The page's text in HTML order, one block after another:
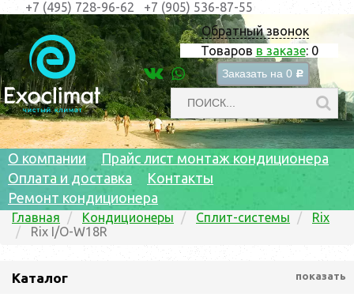
Обратный звонок
Товаров в заказе: 0
Заказать на 0 c
+7 (495) 728-96-62 +7 (905) 536-87-55
О компании
Прайс лист монтаж кондиционера
Оплата и доставка
Контакты
Ремонт кондиционера
Главная Кондиционеры Сплит-системы
Rix
Rix I/O-W18R
Каталог показать